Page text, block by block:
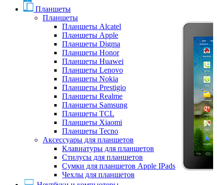
Планшеты
Планшеты
Планшеты Alcatel
Планшеты Apple
Планшеты Digma
Планшеты Honor
Планшеты Huawei
Планшеты Lenovo
Планшеты Nokia
Планшеты Prestigio
Планшеты Realme
Планшеты Samsung
Планшеты TCL
Планшеты Xiaomi
Планшеты Tecno
Аксессуары для планшетов
Клавиатуры для планшетов
Стилусы для планшетов
Сумки для планшетов Apple IPads
Чехлы для планшетов